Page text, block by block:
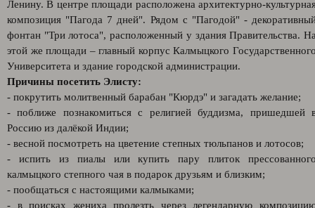
Ленину. В центре площади расположена архитектурно-
композиция "Пагода 7 дней". Рядом с "Пагодой" -
фонтан "Три лотоса", расположенный у здания Правительства.
этой же площади – главный корпус Калмыцкого
Университета и здание городской администрации.
Причины посетить Элисту:
- покрутить молитвенный барабан "Кюрдэ" и загадать желание;
- поближе познакомиться с религией буддизма, пришедшей
Россию из далёкой Индии;
- весной посмотреть на цветение степных тюльпанов и лотосов;
- испить из пиалы или купить пару плиток
калмыцкого степного чая в подарок друзьям и близким;
- пообщаться с настоящими калмыками;
- в поисках жениха пролезть через легендарную